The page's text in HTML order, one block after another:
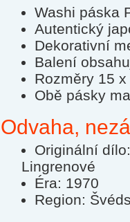
Washi páska
Autentický
Dekorativní
Balení
Rozměry 15
Obě pásky
Odvaha,
Originální
Lingrenové
Éra: 1970
Region: